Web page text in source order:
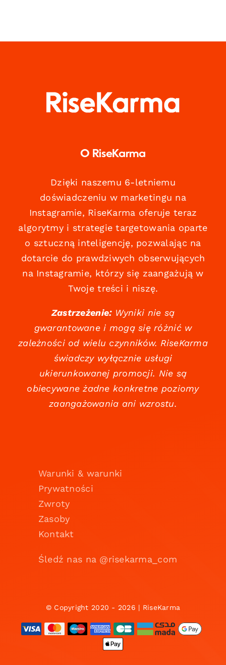
O RiseKarma
Dzięki naszemu 6-letniemu
doświadczeniu w marketingu na
Instagramie, RiseKarma oferuje teraz
algorytmy i strategie targetowania oparte
o sztuczną inteligencję, pozwalając na
dotarcie do prawdziwych obserwujących
na Instagramie, którzy się zaangażują w
Twoje treści i niszę.
Zastrzeżenie:Wyniki nie są
gwarantowane i mogą się różnić w
zależności od wielu czynników. RiseKarma
świadczy wyłącznie usługi
ukierunkowanej promocji. Nie są
obiecywane żadne konkretne poziomy
zaangażowania ani wzrostu.
Warunki & warunki
Prywatności
Zwroty
Zasoby
Kontakt
Śledź nas na @risekarma_com
© Copyright 2020 - 2026 | RiseKarma